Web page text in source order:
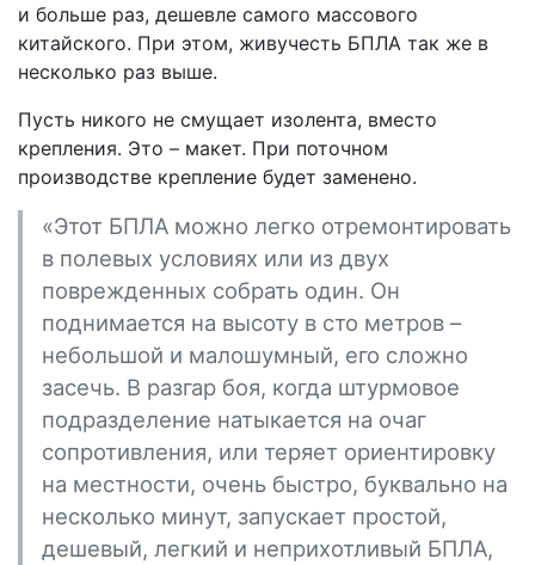
и больше раз, дешевле самого массового
китайского. При этом, живучесть БПЛА так же в
несколько раз выше.
Пусть никого не смущает изолента, вместо
крепления. Это – макет. При поточном
производстве крепление будет заменено.
«Этот БПЛА можно легко отремонтировать
в полевых условиях или из двух
поврежденных собрать один. Он
поднимается на высоту в сто метров –
небольшой и малошумный, его сложно
засечь. В разгар боя, когда штурмовое
подразделение натыкается на очаг
сопротивления, или теряет ориентировку
на местности, очень быстро, буквально на
несколько минут, запускает простой,
дешевый, легкий и неприхотливый БПЛА,